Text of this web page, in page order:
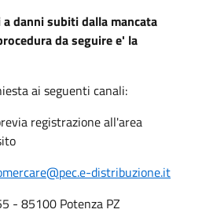
danni subiti dalla mancata
da seguire e' la
ai seguenti canali:
registrazione all'area
distribuzione.it
- 85100 Potenza PZ